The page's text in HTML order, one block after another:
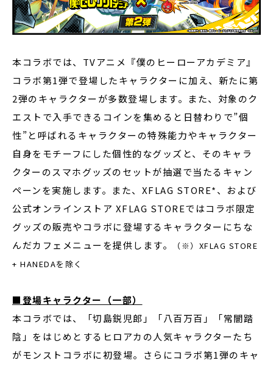
本コラボでは、TVアニメ『僕のヒーローアカデミア』
コラボ第1弾で登場したキャラクターに加え、新たに第
2弾のキャラクターが多数登場します。また、対象のク
エストで入手できるコインを集めると日替わりで”個
性”と呼ばれるキャラクターの特殊能力やキャラクター
自身をモチーフにした個性的なグッズと、そのキャラ
クターのスマホグッズのセットが抽選で当たるキャン
ペーンを実施します。また、XFLAG STORE*、および
公式オンラインストア XFLAG STOREではコラボ限定
グッズの販売やコラボに登場するキャラクターにちな
んだカフェメニューを提供します。
（※）XFLAG STORE
+ HANEDAを除く
■登場キャラクター（一部）
本コラボでは、「切島鋭児郎」「八百万百」「常闇踏
陰」をはじめとするヒロアカの人気キャラクターたち
がモンストコラボに初登場。さらにコラボ第1弾のキャ